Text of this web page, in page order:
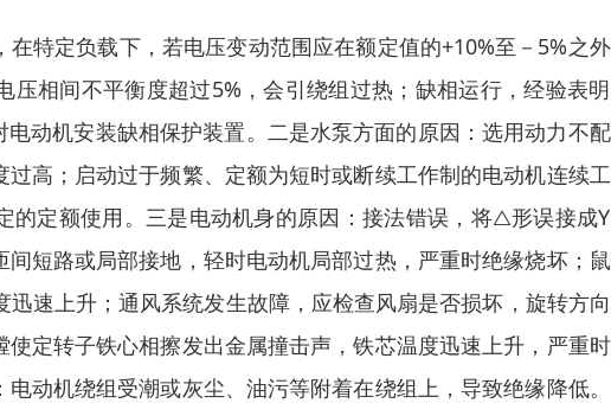
特定负载下，若电压变动范围应在额定值的+10%至－5%之
相间不平衡度超过5%，会引绕组过热；缺相运行，经验表
动机安装缺相保护装置。二是水泵方面的原因：选用动力不
高；启动过于频繁、定额为短时或断续工作制的电动机连续
的定额使用。三是电动机身的原因：接法错误，将△形误接成
短路或局部接地，轻时电动机局部过热，严重时绝缘烧坏；
速上升；通风系统发生故障，应检查风扇是否损坏，旋转方
定转子铁心相擦发出金属撞击声，铁芯温度迅速上升，严重
动机绕组受潮或灰尘、油污等附着在绕组上，导致绝缘降低